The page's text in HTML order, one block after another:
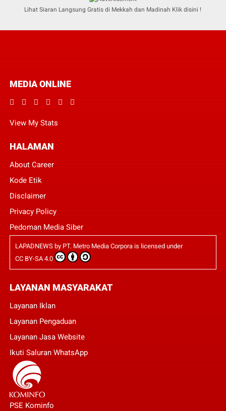
Lihat Siaran Langsung Gratis di Mekkah dan Madinah Klik disini !
MEDIA ONLINE
View My Stats
HALAMAN
About Career
Kode Etik
Disclaimer
Privacy Policy
Pedoman Media Siber
LAPADNEWSby PT. Metro Media Corporais licensed under
CC BY-SA 4.0
LAYANAN MASYARAKAT
Layanan Iklan
Layanan Pengaduan
Layanan Jasa Website
Ikuti Saluran WhatsApp
PSE Kominfo